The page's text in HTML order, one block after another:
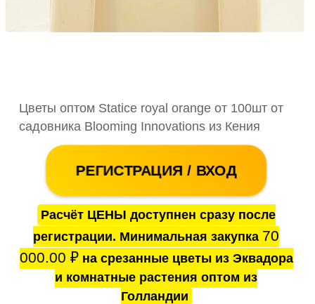
Цветы оптом Statice royal orange от 100шт от
садовника Blooming Innovations из Кения
РЕГИСТРАЦИЯ / ВХОД
Расчёт ЦЕНЫ доступнен сразу после
регистрации. Минимальная закупка 70
000.00 ₽на срезанные цветы из Эквадора
и комнатные растения оптом из
Голландии